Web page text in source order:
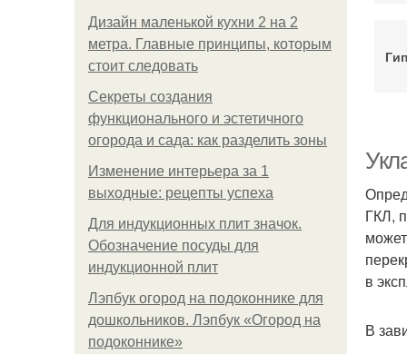
Дизайн маленькой кухни 2 на 2
метра. Главные принципы, которым
стоит следовать
Секреты создания
функционального и эстетичного
огорода и сада: как разделить зоны
Изменение интерьера за 1
выходные: рецепты успеха
Для индукционных плит значок.
Обозначение посуды для
индукционной плит
Лэпбук огород на подоконнике для
дошкольников. Лэпбук «Огород на
подоконнике»
ГКЛ,
в
В